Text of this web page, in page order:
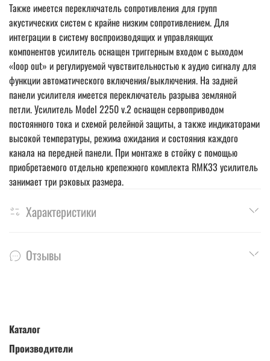
Также имеется переключатель сопротивления для групп
акустических систем с крайне низким сопротивлением. Для
интеграции в систему воспроизводящих и управляющих
компонентов усилитель оснащен триггерным входом с выходом
«loop out» и регулируемой чувствительностью к аудио сигналу для
функции автоматического включения/выключения. На задней
панели усилителя имеется переключатель разрыва земляной
петли. Усилитель Model 2250 v.2 оснащен сервоприводом
постоянного тока и схемой релейной защиты, а также индикаторами
высокой температуры, режима ожидания и состояния каждого
канала на передней панели. При монтаже в стойку с помощью
приобретаемого отдельно крепежного комплекта RMK33 усилитель
занимает три рэковых размера.
Характеристики
Отзывы
Каталог
Производители